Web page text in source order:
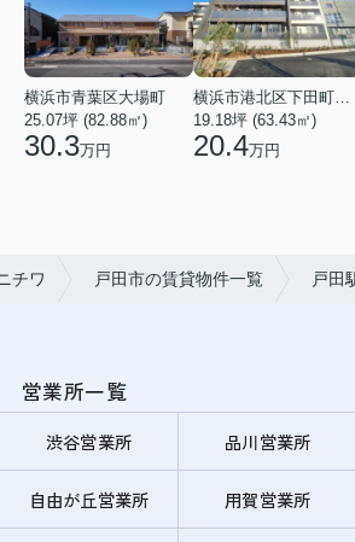
横浜市青葉区大場町
25.07坪 (82.88㎡)
30.3万円
19.18坪 (63.43㎡)
20.4万円
チワ 戸田市の賃貸物件一覧 戸田
営業所一覧
渋谷営業所 品川営業所
自由が丘営業所 用賀営業所